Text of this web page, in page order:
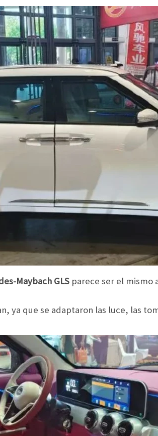
Maybach GLS parece ser el mismo
ya que se adaptaron las luce, las